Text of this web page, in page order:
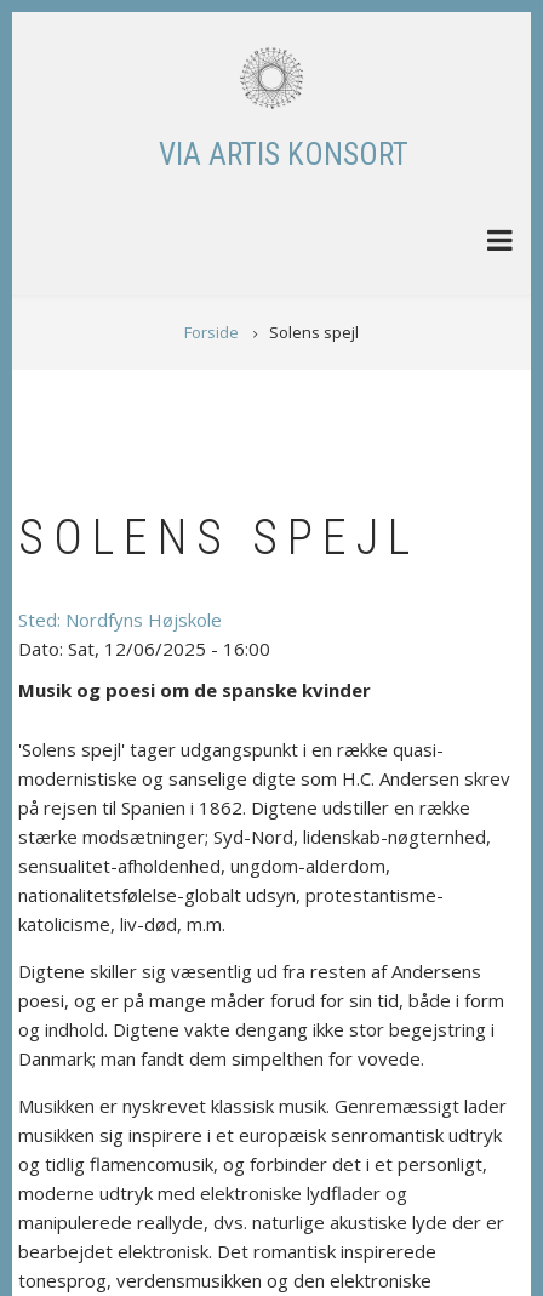
Skip
VIA ARTIS KONSORT
BREADCRUMB
Forside Solens spejl
SOLENS SPEJL
Nordfyns Højskole
Sat, 12/06/2025 - 16:00
Musik og poesi om de spanske kvinder
'Solens spejl' tager udgangspunkt i en række quasi-
modernistiske og sanselige digte som H.C. Andersen skrev
på rejsen til Spanien i 1862. Digtene udstiller en række
stærke modsætninger; Syd-Nord, lidenskab-nøgternhed,
sensualitet-afholdenhed, ungdom-alderdom,
nationalitetsfølelse-globalt udsyn, protestantisme-
katolicisme, liv-død, m.m.
Digtene skiller sig væsentlig ud fra resten af Andersens
poesi, og er på mange måder forud for sin tid, både i form
og indhold. Digtene vakte dengang ikke stor begejstring i
Danmark; man fandt dem simpelthen for vovede.
Musikken er nyskrevet klassisk musik. Genremæssigt lader
musikken sig inspirere i et europæisk senromantisk udtryk
og tidlig flamencomusik, og forbinder det i et personligt,
moderne udtryk med elektroniske lydflader og
manipulerede reallyde, dvs. naturlige akustiske lyde der er
bearbejdet elektronisk. Det romantisk inspirerede
tonesprog, verdensmusikken og den elektroniske